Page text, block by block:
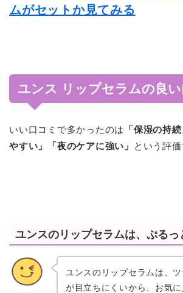
ムがセットか見てみる
ユンス リップセラムの良い
いい口コミで多かったのは
「保湿の持
やすい」「夜のケアに強い」
という評価
ユンスのリップセラムは、ぷるっ
ユンスのリップセラムは、
が目立ちにくいから、お気に